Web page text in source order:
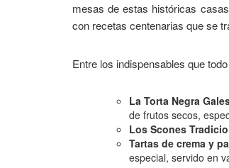
mesas de estas históricas
con recetas centenarias que se
​Entre los indispensables que
La Torta Negra
de frutos secos,
Los Scones
Tartas de crema y
especial, servido en